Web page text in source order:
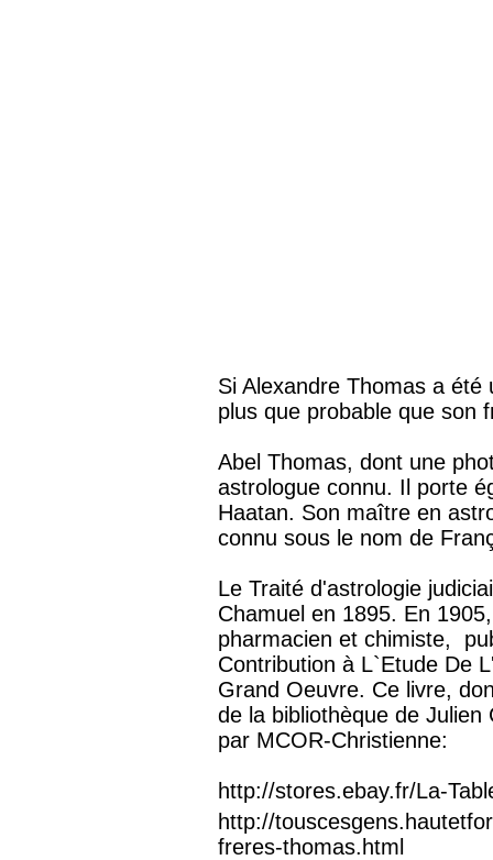
Si Alexandre Thomas a
plus que probable que son
Abel Thomas, dont une
astrologue connu. Il porte
Haatan. Son maître en
connu sous le nom de
Le Traité d'astrologie
Chamuel en 1895. En
pharmacien et chimiste,
Contribution à L`Etude De
Grand Oeuvre. Ce livre,
de la bibliothèque de
par MCOR-Christienne:
http://stores.ebay.fr/La-
http://
freres-thomas.html